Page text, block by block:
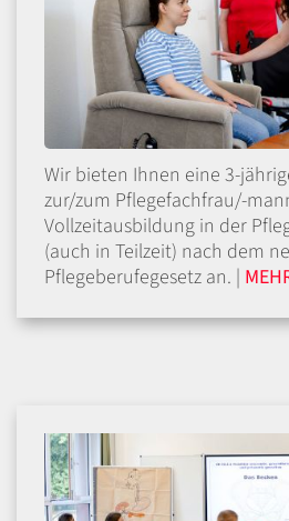
Wir bieten Ihnen eine 3-
zur/zum Pflegefachfrau/-
Vollzeitausbildung in der
(auch in Teilzeit) nach dem
Pflegeberufegesetz an. |